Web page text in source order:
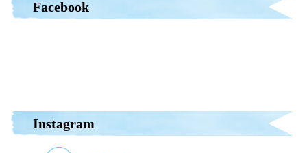
Facebook
Instagram